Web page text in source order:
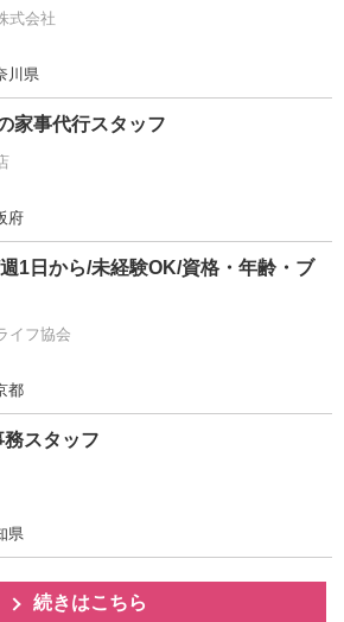
式会社
川県
家事代行スタッフ
府
1日から/未経験OK/資格・年齢・ブ
イフ協会
都
スタッフ
県
続きはこちら